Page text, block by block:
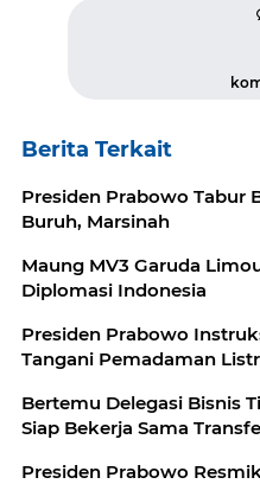
Berita Terkait
Presiden Prabowo Tabur
Buruh, Marsinah
Maung MV3 Garuda
Diplomasi Indonesia
Presiden Prabowo
Tangani Pemadaman
Bertemu Delegasi Bisnis Tiongkok,
Siap Bekerja Sama
Presiden Prabowo